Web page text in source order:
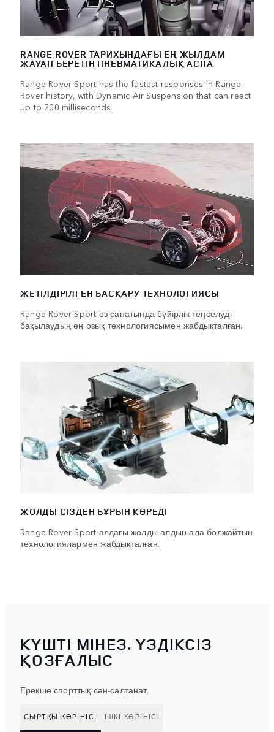
RANGE ROVER ТАРИХЫНДАҒЫ ЕҢ ЖЫЛДАМ
ЖАУАП БЕРЕТІН ПНЕВМАТИКАЛЫҚ АСПА
Range Rover Sport has the fastest responses in Range
Rover history, with Dynamic Air Suspension that can react
up to 200 milliseconds
ЖЕТІЛДІРІЛГЕН БАСҚАРУ ТЕХНОЛОГИЯСЫ
Range Rover Sport өз санатында бүйірлік теңселуді
бақылаудың ең озық технологиясымен жабдықталған.
ЖОЛДЫ СІЗДЕН БҰРЫН КӨРЕДІ
Range Rover Sport алдағы жолды алдын ала болжайтын
технологиялармен жабдықталған.
КҮШТІ МІНЕЗ. ҮЗДІКСІЗ
ҚОЗҒАЛЫС
Ерекше спорттық сән-салтанат.
СЫРТҚЫ КӨРІНІСІ ІШКІ КӨРІНІСІ